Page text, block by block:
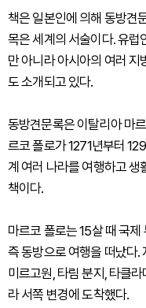
책은 일본인에 의해 동방견
목은 세계의 서술이다. 유럽
만 아니라 아시아의 여러
도 소개되고 있다.
동방견문록은 이탈리아 마
르코 폴로가 1271년부터
계 여러 나라를 여행하고
책이다.
마르코 폴로는 15살 때 국
즉 동방으로 여행을 떠났다.
미르고원, 타림 분지, 타클
라 서쪽 변경에 도착했다.